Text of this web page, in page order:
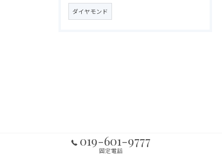
ダイヤモンド
019-601-9777
固定電話